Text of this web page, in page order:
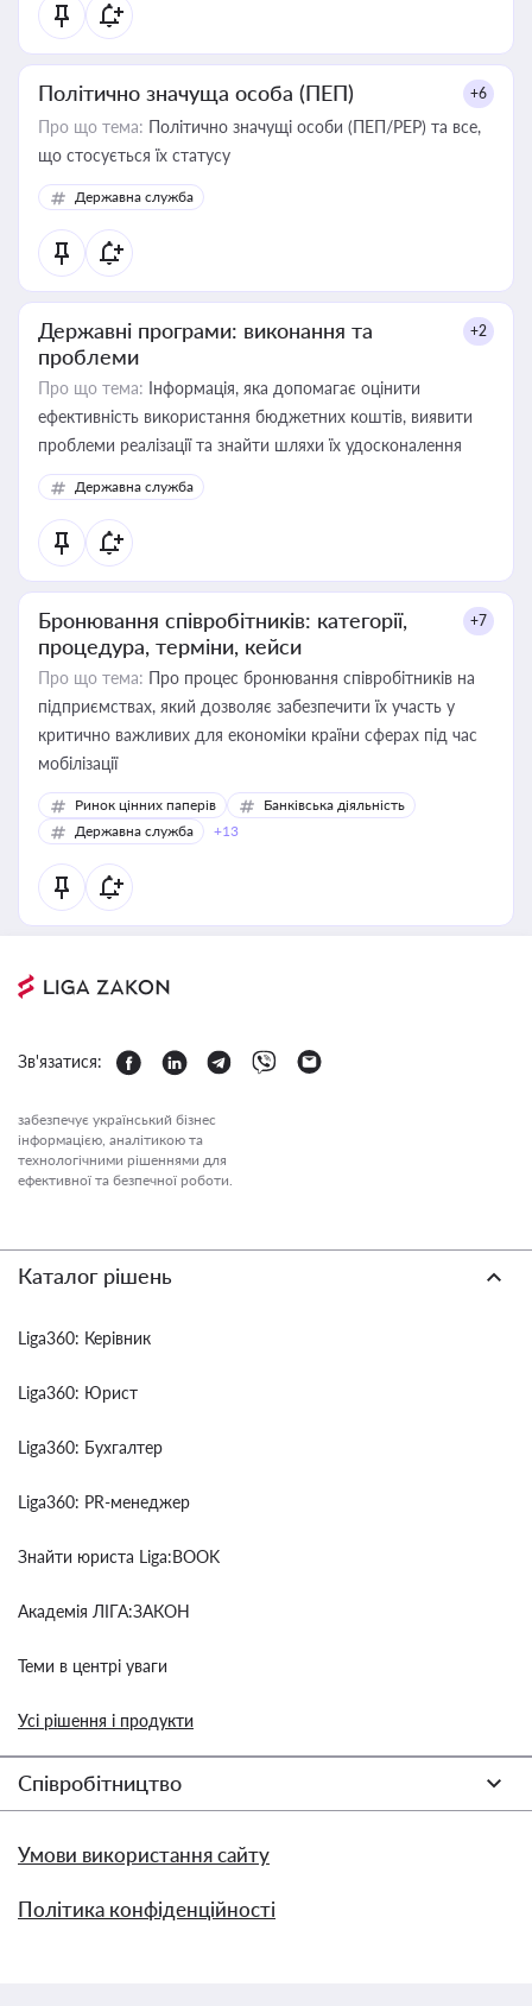
Політично значуща особа (ПЕП) +6
Про що тема: Політично значущі особи (ПЕП/PEP) та все,
що стосується їх статусу
Державна служба
Державні програми: виконання та
проблеми
+2
Про що тема: Інформація, яка допомагає оцінити
ефективність використання бюджетних коштів, виявити
проблеми реалізації та знайти шляхи їх удосконалення
Державна служба
Бронювання співробітників: категорії,
процедура, терміни, кейси
+7
Про що тема: Про процес бронювання співробітників на
підприємствах, який дозволяє забезпечити їх участь у
критично важливих для економіки країни сферах під час
мобілізації
Ринок цінних паперів
Банківська діяльність
Державна служба
+13
Зв'язатися:
забезпечує український бізнес
інформацією, аналітикою та
технологічними рішеннями для
ефективної та безпечної роботи.
Каталог рішень
Liga360: Керівник
Liga360: Юрист
Liga360: Бухгалтер
Liga360: PR-менеджер
Знайти юриста Liga:BOOK
Академія ЛІГА:ЗАКОН
Теми в центрі уваги
Усі рішення і продукти
Співробітництво
Умови використання сайту
Політика конфіденційності